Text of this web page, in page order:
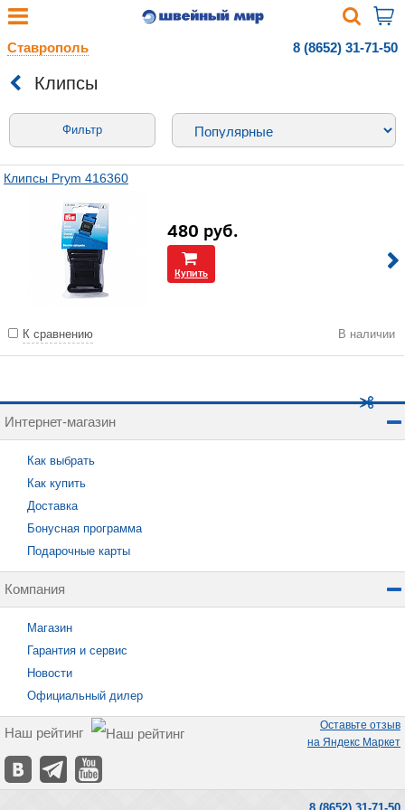
Ставрополь 8 (8652) 31-71-50
Клипсы
Фильтр
Клипсы Prym 416360
480 руб.
Купить
К сравнению В наличии
Интернет-магазин
Как выбрать
Как купить
Доставка
Бонусная программа
Подарочные карты
Компания
Магазин
Гарантия и сервис
Новости
Официальный дилер
Наш рейтинг
Оставьте отзыв
на Яндекс Маркет